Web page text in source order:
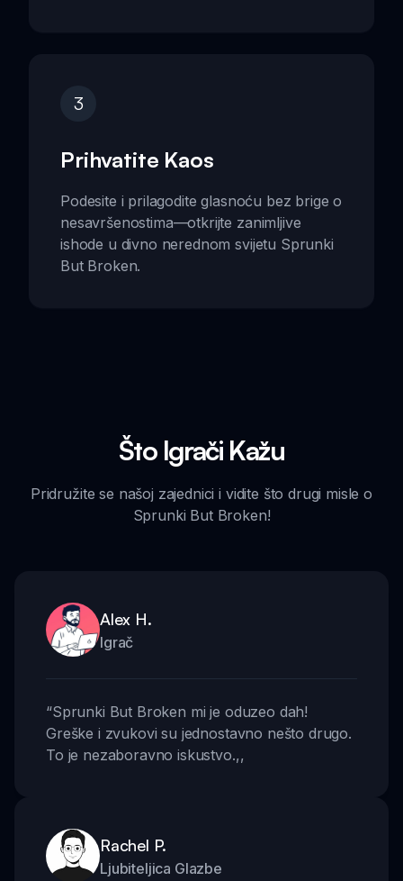
3
Prihvatite Kaos
Podesite i prilagodite glasnoću bez brige o
nesavršenostima—otkrijte zanimljive
ishode u divno nerednom svijetu Sprunki
But Broken.
Što Igrači Kažu
Pridružite se našoj zajednici i vidite što drugi misle o
Sprunki But Broken!
Alex H.
Igrač
“Sprunki But Broken mi je oduzeo dah!
Greške i zvukovi su jednostavno nešto drugo.
To je nezaboravno iskustvo.,,
Rachel P.
Ljubiteljica Glazbe